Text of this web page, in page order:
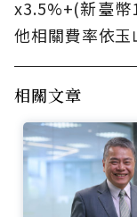
x3.5%+(新臺
他相關費率依玉
相關文章